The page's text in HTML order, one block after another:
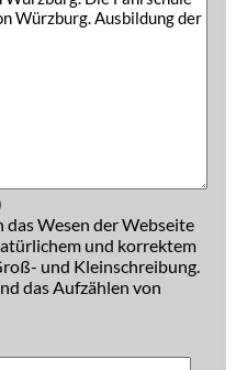
das Wesen der Webseite
und korrektem
und Kleinschreibung.
das Aufzählen von